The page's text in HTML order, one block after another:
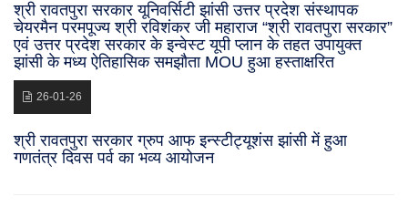
श्री रावतपुरा सरकार यूनिवर्सिटी झांसी उत्तर प्रदेश संस्थापक
चेयरमैन परमपूज्य श्री रविशंकर जी महाराज “श्री रावतपुरा सरकार”
एवं उत्तर प्रदेश सरकार के इन्वेस्ट यूपी प्लान के तहत उपायुक्त
झांसी के मध्य ऐतिहासिक समझौता MOU हुआ हस्ताक्षरित
26-01-26
श्री रावतपुरा सरकार ग्रुप आफ इन्स्टीट्यूशंस झांसी में हुआ
गणतंत्र दिवस पर्व का भव्य आयोजन